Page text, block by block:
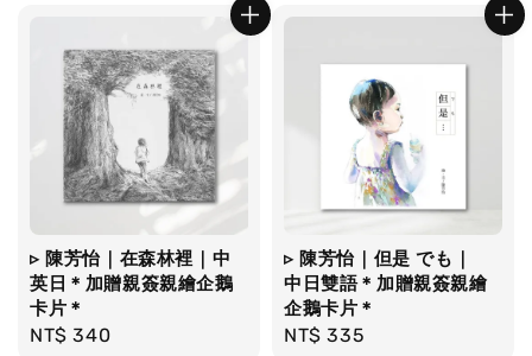
▹ 陳芳怡｜在森林裡｜中
英日＊加贈親簽親繪企鵝
卡片＊
Regular
NT$ 340
▹ 陳芳怡｜但是 でも｜
中日雙語＊加贈親簽親繪
企鵝卡片＊
Regular
NT$ 335